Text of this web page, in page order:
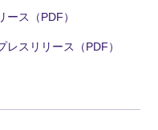
ス（PDF）
スリリース（PDF）